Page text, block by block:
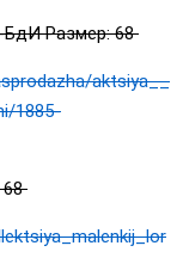
БдИ Размер: 68
aktsiya__
1885-
68